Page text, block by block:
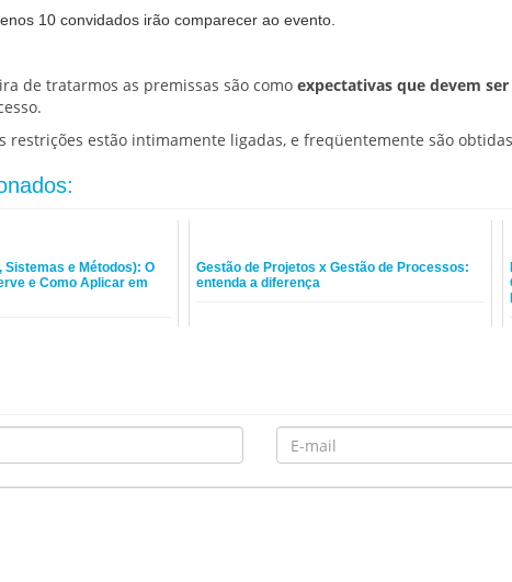
10 convidados irão comparecer ao evento.
de tratarmos as premissas são como expectativas que devem
restrições estão intimamente ligadas, e freqüentemente são
Sistemas e Métodos): O
e Como Aplicar em
Gestão de Projetos x Gestão de Processos:
entenda a diferença